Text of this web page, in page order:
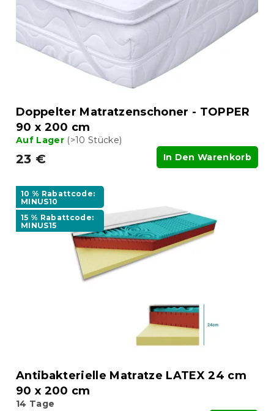
u
n
P
Doppelter Matratzenschoner - TOPPER
90 x 200 cm
Auf Lager (>10 Stücke)
23 € In Den Warenkorb
10 % Rabattcode:
MINUS10
15 % Rabattcode:
MINUS15
Antibakterielle Matratze LATEX 24 cm
90 x 200 cm
14 Tage